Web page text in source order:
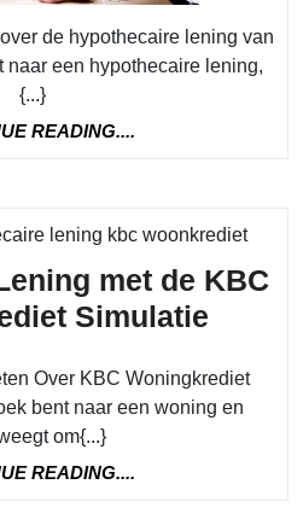
en
de hypothecaire lening van
naar een hypothecaire lening,
{...}
READING....
lening kbc woonkrediet
met de KBC
Simulatie
met
Over KBC Woningkrediet
bent naar een woning en
om{...}
READING....